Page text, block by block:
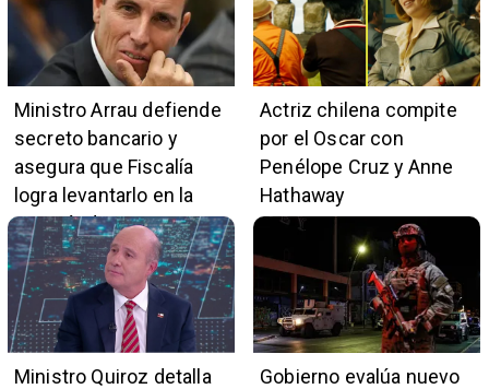
en zonas críticas
Ministro Arrau defiende
secreto bancario y
asegura que Fiscalía
logra levantarlo en la
mayoría de casos
Actriz chilena compite
por el Oscar con
Penélope Cruz y Anne
Hathaway
Ministro Quiroz detalla
Gobierno evalúa nuevo